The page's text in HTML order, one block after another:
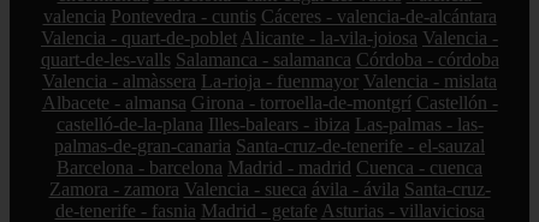
valencia Pontevedra - cuntis Cáceres - valencia-de-alcántara
Valencia - quart-de-poblet Alicante - la-vila-joiosa Valencia -
quart-de-les-valls Salamanca - salamanca Córdoba - córdoba
Valencia - almàssera La-rioja - fuenmayor Valencia - mislata
Albacete - almansa Girona - torroella-de-montgrí Castellón -
castelló-de-la-plana Illes-balears - ibiza Las-palmas - las-
palmas-de-gran-canaria Santa-cruz-de-tenerife - el-sauzal
Barcelona - barcelona Madrid - madrid Cuenca - cuenca
Zamora - zamora Valencia - sueca ávila - ávila Santa-cruz-
de-tenerife - fasnia Madrid - getafe Asturias - villaviciosa